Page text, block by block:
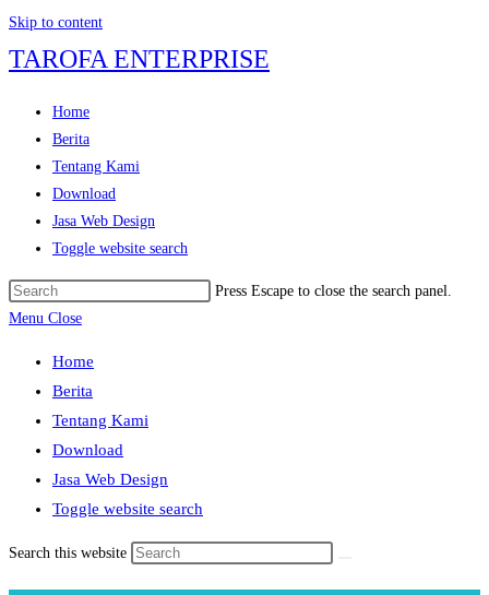
Skip to content
TAROFA ENTERPRISE
Home
Berita
Tentang Kami
Download
Jasa Web Design
Toggle website search
Press Escape to close the search panel.
Menu Close
Home
Berita
Tentang Kami
Download
Jasa Web Design
Toggle website search
Search this website